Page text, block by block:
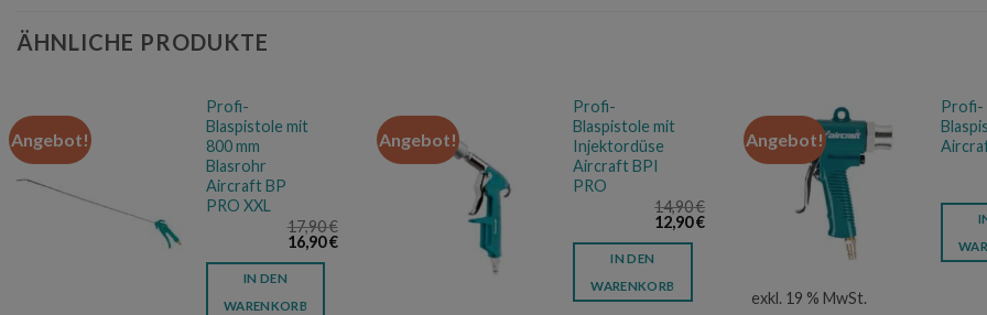
ÄHNLICHE PRODUKTE
Angebot!
Profi-
Blaspistole mit
800 mm
Blasrohr
Aircraft BP
PRO XXL
17,90€
Ursprünglicher
Preis
war:
17,90 €
16,90€Aktueller
IN DEN
WARENKORB
Angebot!
Profi-
Blaspistole mit
Injektordüse
Aircraft BPI
PRO
14,90€
Ursprünglicher
Preis
12,90€Aktueller
IN DEN
WARENKORB
Angebot!
Profi-
exkl. 19 % MwSt.